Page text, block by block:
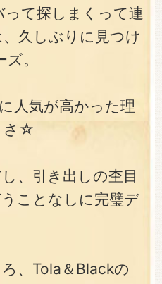
って探しまくって連
久しぶりに見つけ
。
人気が高かった理
さ☆
、引き出しの杢目
ことなしに完璧デ
、Tola＆Blackの